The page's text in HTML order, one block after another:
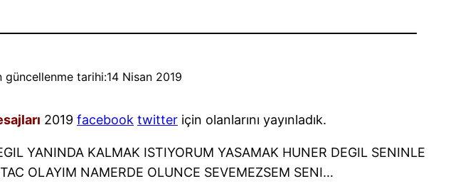
güncellenme tarihi:14 Nisan 2019
2019 facebook twitter için olanlarını yayınladık.
YANINDA KALMAK ISTIYORUM YASAMAK HUNER DEGIL SENINLE
OLAYIM NAMERDE OLUNCE SEVEMEZSEM SENI…